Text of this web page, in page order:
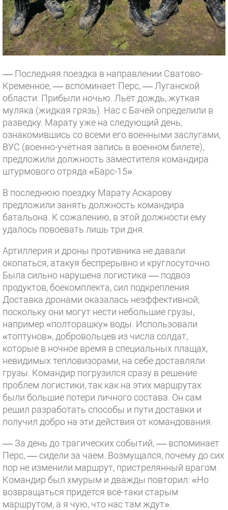
–– Последняя поездка в направлении Сватово-
Кременное, –– вспоминает Перс, –– Луганской
области. Прибыли ночью. Льёт дождь, жуткая
муляка (жидкая грязь). Нас с Бачей определили в
разведку. Марату уже на следующий день,
ознакомившись со всеми его военными заслугами,
ВУС (военно-учётная запись в военном билете),
предложили должность заместителя командира
штурмового отряда «Барс-15».
В последнюю поездку Марату Аскарову
предложили занять должность командира
батальона. К сожалению, в этой должности ему
удалось повоевать лишь три дня.
Артиллерия и дроны противника не давали
окопаться, атакуя беспрерывно и круглосуточно.
Была сильно нарушена логистика –– подвоз
продуктов, боекомплекта, сил подкрепления.
Доставка дронами оказалась неэффективной,
поскольку они могут нести небольшие грузы,
например «полторашку» воды. Использовали
«топтунов», добровольцев из числа солдат,
которые в ночное время в специальных плащах,
невидимых тепловизорами, на себе доставляли
грузы. Командир погрузился сразу в решение
проблем логистики, так как на этих маршрутах
были большие потери личного состава. Он сам
решил разработать способы и пути доставки и
получил добро на эти действия от командования.
–– За день до трагических событий, –– вспоминает
Перс, –– сидели за чаем. Возмущался, почему до сих
пор не изменили маршрут, пристрелянный врагом.
Командир был хмурым и дважды повторил: «Но
возвращаться придётся всё-таки старым
маршрутом, а я чую, что нас там ждут».